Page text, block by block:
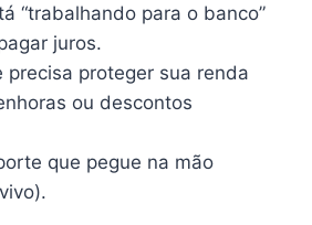
“trabalhando para o banco”
juros.
precisa proteger sua renda
ou descontos
que pegue na mão